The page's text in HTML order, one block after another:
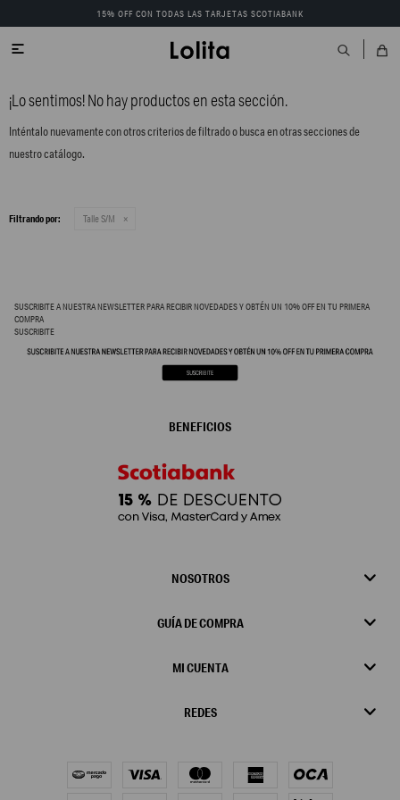
15% OFF CON TODAS LAS TARJETAS SCOTIABANK

¡Lo sentimos! No hay productos en esta sección.
Inténtalo nuevamente con otros criterios de filtrado o busca en otras secciones de
nuestro catálogo.
Filtrando por: Talle S/M
SUSCRIBITE A NUESTRA NEWSLETTER PARA RECIBIR NOVEDADES Y OBTÉN UN 10% OFF EN TU PRIMERA
COMPRA
SUSCRIBITE
NOSOTROS
GUÍA DE COMPRA
MI CUENTA
REDES
BENEFICIOS